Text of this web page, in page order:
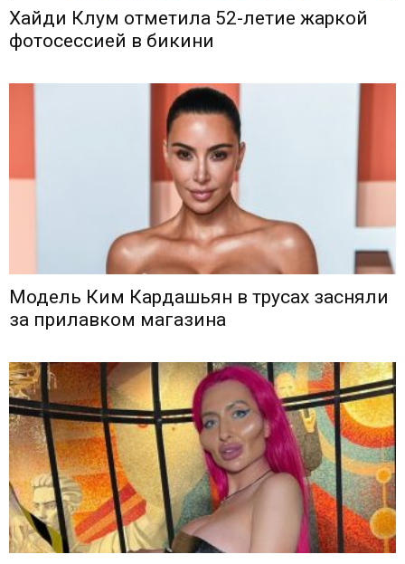
Хайди Клум отметила 52-летие жаркой
фотосессией в бикини
Модель Ким Кардашьян в трусах засняли
за прилавком магазина